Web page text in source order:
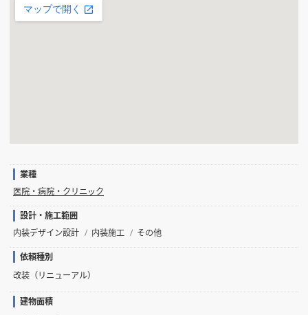
業種
医院・病院・クリニック
設計・施工範囲
内装デザイン設計
内装施工
その他
依頼種別
改装（リニューアル）
建物面積